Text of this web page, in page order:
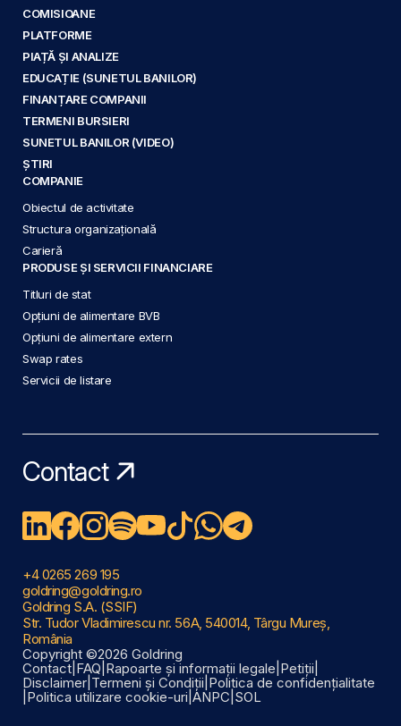
COMISIOANE
PLATFORME
PIAȚĂ ȘI ANALIZE
EDUCAȚIE (SUNETUL BANILOR)
FINANȚARE COMPANII
TERMENI BURSIERI
SUNETUL BANILOR (VIDEO)
ȘTIRI
COMPANIE
Obiectul de activitate
Structura organizațională
Carieră
PRODUSE ȘI SERVICII FINANCIARE
Titluri de stat
Opțiuni de alimentare BVB
Opțiuni de alimentare extern
Swap rates
Servicii de listare
Contact
+4 0265 269 195
goldring@goldring.ro
Goldring S.A. (SSIF)
Str. Tudor Vladimirescu nr. 56A, 540014, Târgu Mureș,
România
Copyright ©2026 Goldring
Contact FAQ Rapoarte și informații legale Petiții
Disclaimer Termeni și Condiții Politica de confidențialitate
Politica utilizare cookie-uri ANPC SOL